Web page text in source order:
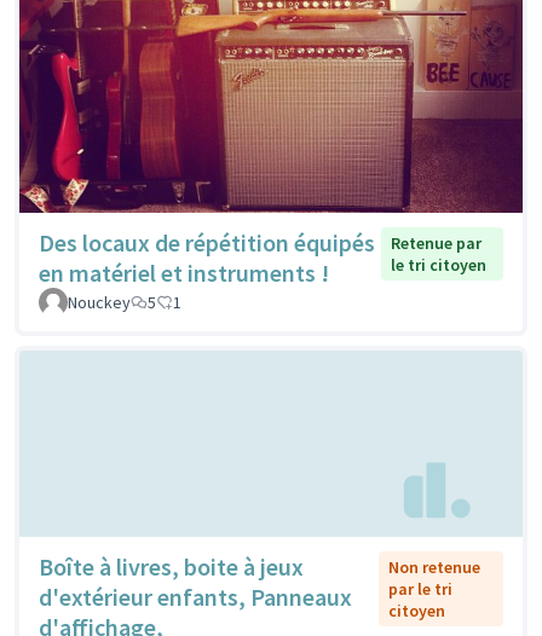
Des locaux de répétition équipés
en matériel et instruments !
Retenue par
le tri citoyen
Nouckey
5 1
Boîte à livres, boite à jeux
d'extérieur enfants, Panneaux
d'affichage,
Non retenue
par le tri
citoyen